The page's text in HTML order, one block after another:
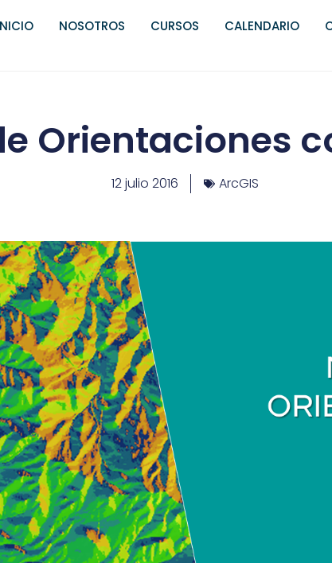
NOSOTROS CURSOS CALENDARIO
Orientaciones
12 julio 2016 ArcGIS